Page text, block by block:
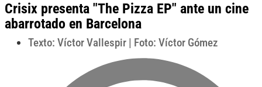
Crisix presenta "The Pizza EP" ante un cine
abarrotado en Barcelona
Texto: Víctor Vallespir | Foto: Víctor Gómez